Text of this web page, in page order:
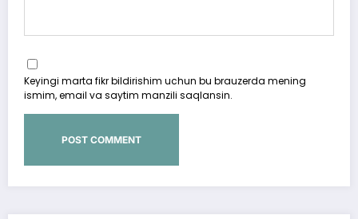
Keyingi marta fikr bildirishim uchun bu brauzerda mening
ismim, email va saytim manzili saqlansin.